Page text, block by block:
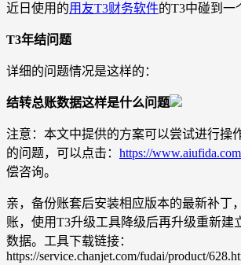
近日使用的用友T3财务软件的T3中碰到一
T3年结问题
详细的问题情况是这样的：
结转总账数据这样是什么问题
注意：本文中提供的方案可以尝试进行操
的问题，可以点击： https://
偿咨询。
亲，备份账套后安装相应版本的最新补丁
账，使用T3升级工具降级后再升级重新建
数据。工具下载链接：
https://service.chanjet.com/fudai/product/